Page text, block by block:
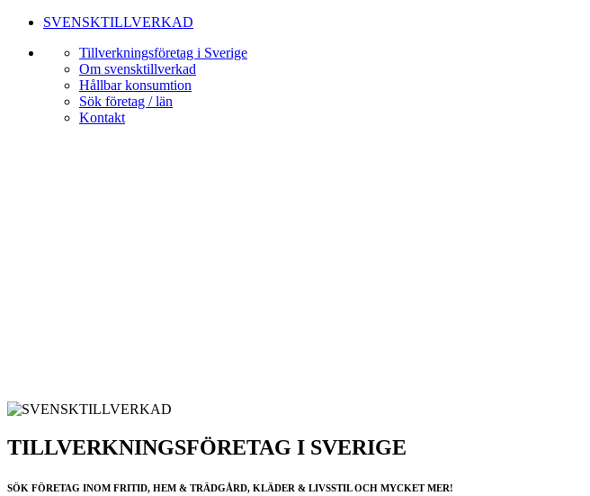
SVENSKTILLVERKAD
Tillverkningsföretag i Sverige
Om svensktillverkad
Hållbar konsumtion
Sök företag / län
Kontakt
TILLVERKNINGSFÖRETAG I SVERIGE
SÖK FÖRETAG INOM FRITID, HEM & TRÄDGÅRD, KLÄDER & LIVSSTIL OCH MYCKET MER!